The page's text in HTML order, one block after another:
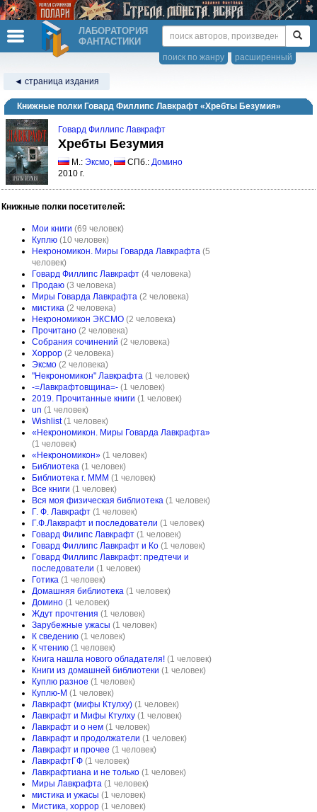
ЛАБОРАТОРИЯ
ФАНТАСТИКИ
расширенный
поиск по жанру
◄ страница издания
Книжные полки Говард Филлипс Лавкрафт «Хребты Безумия»
Говард Филлипс Лавкрафт
Хребты Безумия
М.: Эксмо, СПб.: Домино
2010 г.
Книжные полки посетителей:
Мои книги (69 человек)
Куплю (10 человек)
Некрономикон. Миры Говарда Лавкрафта (5
человек)
Говард Филлипс Лавкрафт (4 человека)
Продаю (3 человека)
Миры Говарда Лавкрафта (2 человека)
мистика (2 человека)
Некрономикон ЭКСМО (2 человека)
Прочитано (2 человека)
Собрания сочинений (2 человека)
Хоррор (2 человека)
Эксмо (2 человека)
"Некрономикон" Лавкрафта (1 человек)
-=Лавкрафтовщина=- (1 человек)
2019. Прочитанные книги (1 человек)
un (1 человек)
Wishlist (1 человек)
«Некрономикон. Миры Говарда Лавкрафта»
(1 человек)
«Некрономикон» (1 человек)
Библиотека (1 человек)
Библиотека г. МММ (1 человек)
Все книги (1 человек)
Вся моя физическая библиотека (1 человек)
Г. Ф. Лавкрафт (1 человек)
Г.Ф.Лакврафт и последователи (1 человек)
Говард Филипс Лавкрафт (1 человек)
Говард Филлипс Лавкрафт и Ко (1 человек)
Говард Филлипс Лавкрафт: предтечи и
последователи (1 человек)
Готика (1 человек)
Домашняя библиотека (1 человек)
Домино (1 человек)
Ждут прочтения (1 человек)
Зарубежные ужасы (1 человек)
К сведению (1 человек)
К чтению (1 человек)
Книга нашла нового обладателя! (1 человек)
Книги из домашней библиотеки (1 человек)
Куплю разное (1 человек)
Куплю-М (1 человек)
Лавкрафт (мифы Ктулху) (1 человек)
Лавкрафт и Мифы Ктулху (1 человек)
Лавкрафт и о нем (1 человек)
Лавкрафт и продолжатели (1 человек)
Лавкрафт и прочее (1 человек)
ЛавкрафтГФ (1 человек)
Лавкрафтиана и не только (1 человек)
Миры Лавкрафта (1 человек)
мистика и ужасы (1 человек)
Мистика, хоррор (1 человек)